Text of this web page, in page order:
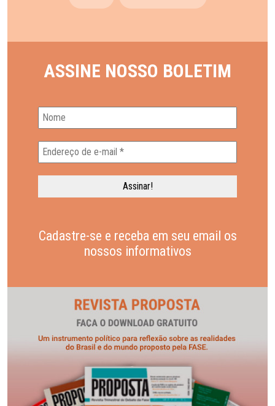
ASSINE NOSSO BOLETIM
Cadastre-se e receba em seu email os
nossos informativos